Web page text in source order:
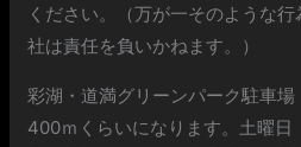
ください。（万が一そのような
社は責任を負いかねます。）
彩湖・道満グリーンパーク駐車
400ｍくらいになります。土曜